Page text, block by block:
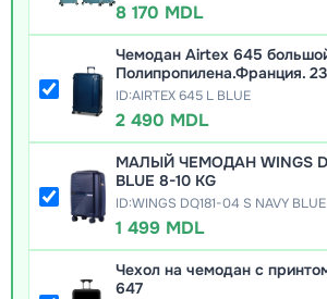
8 170 MDL
Чемодан Airtex 645
Полипропилена.Франция.
ID:AIRTEX 645 L BLUE
2 490 MDL
МАЛЫЙ ЧЕМОДАН WINGS
BLUE 8-10 KG
ID:WINGS DQ181-04 S NAVY BLUE
1 499 MDL
Чехол на чемодан с
647